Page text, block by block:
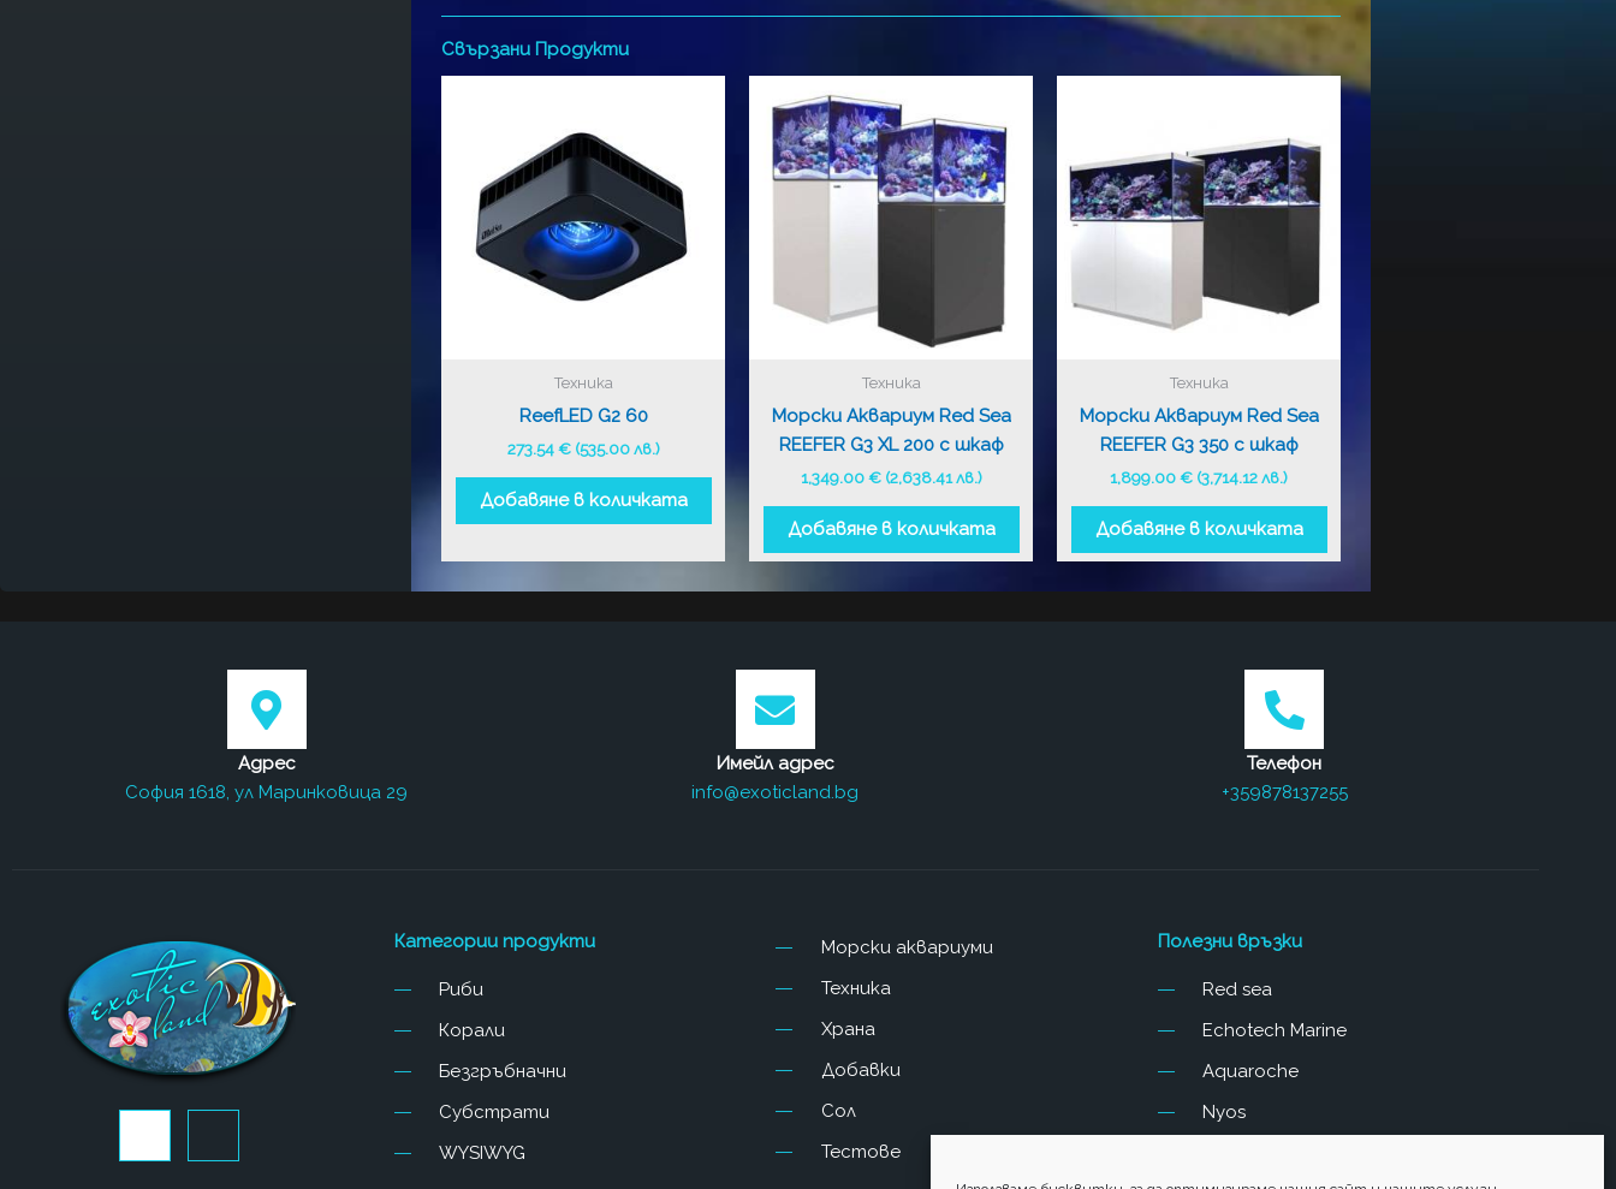
Свързани Продукти
Техника
ReefLED G2 60
273.54€ (535.00 лв.)
Добавяне в количката
Техника
Морски Аквариум Red Sea
REEFER G3 XL 200 с шкаф
1,349.00€ (2,638.41 лв.)
Добавяне в количката
Техника
Морски Аквариум Red Sea
REEFER G3 350 с шкаф
1,899.00€ (3,714.12 лв.)
Добавяне в количката
Адрес
София 1618, ул Маринковица 29
Имейл адрес
info@exoticland.bg
Телефон
+359878137255
J
i
J
i
Категории продукти
Риби
Корали
Безгръбначни
Субстрати
WYSIWYG
Морски аквариуми
Техника
Храна
Добавки
Сол
Тестове
Полезни връзки
Red sea
Echotech Marine
Aquaroche
Nyos